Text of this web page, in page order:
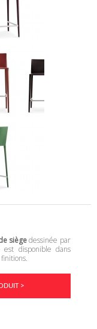
siègedessinée par
est disponible dans
>